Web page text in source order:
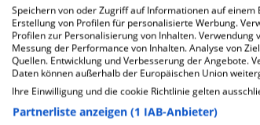
Wie ist die Telefonnummer von
Speichern von oder Zugriff auf Informationen auf
Erstellung von Profilen für personalisierte Werbung.
Profilen zur Personalisierung von Inhalten.
Messung der Performance von Inhalten. Analyse von
Quellen. Entwicklung und Verbesserung der Angebote.
Daten können außerhalb der Europäischen Union
Ihre Einwilligung und die cookie Richtlinie gelten
Partnerliste anzeigen (1 IAB-Anbieter)